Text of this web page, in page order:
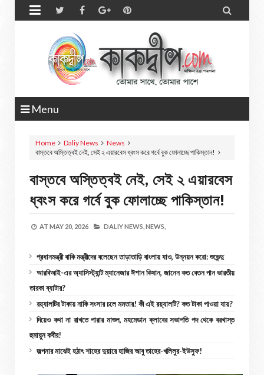
 
Menu
Home Daliy News
News
বাস্তবে অস্তিত্বই নেই, সেই ২ এয়ারবেস ধ্বংস করে গর্বে বুক ফোলাচ্ছে পাকিস্তান!
বাস্তবে অস্তিত্বই নেই, সেই ২ এয়ারবেস
ধ্বংস করে গর্বে বুক ফোলাচ্ছে পাকিস্তান!
AT MAY 20, 2026 DALIY NEWS, NEWS,
প্রধানমন্ত্রী বাকি মন্ত্রীদের বলেছেন তাড়াতাড়ি বাংলায় যাও, উন্নয়ন করো: শুভেন্দু
আরবিআই-এর অ্যাসিস্ট্যান্ট ম্যানেজার ঈশান কিষান, জানেন কত বেতন পান ভারতীয়
তারকা ব্যাটার?
রয়্যালটির টাকায় নাকি সংসার চলে মমতার! কী এই রয়্যালটি? কত টাকা পাওয়া যায়?
দিয়েও কথা না রাখতে পারার মাশুল, মহমেডান ক্লাবের সভাপতি পদ থেকে বরখাস্ত
হুমায়ুন কবীর!
জল্পনার মাঝেই হঠাৎ শাহের দুয়ারে হাজির আবু তাহের-খলিলুর-ইউসুফ!